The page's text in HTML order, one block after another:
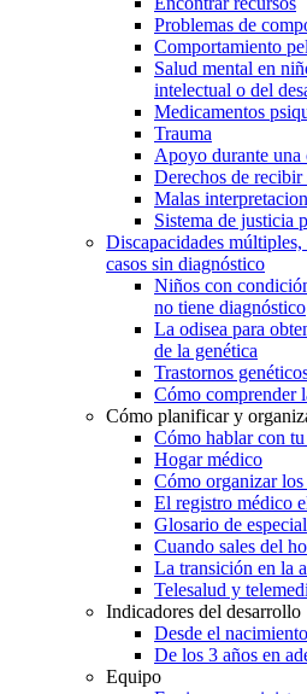
Problemas de
Comportamiento
Salud mental en
intelectual o del
Medicamentos
Trauma
Apoyo durante una
Derechos de recibir
Malas
Sistema de justicia
Discapacidades
casos sin diagnóstico
Niños con
no tiene diagnóstico
La odisea para
de la genética
Trastornos
Cómo comprender
Cómo planificar y
Cómo hablar con
Hogar médico
Cómo organizar
El registro médico
Glosario de
Cuando sales del
La transición en la
Telesalud y
Indicadores del desarrollo
Desde el
De los 3 años en
Equipo